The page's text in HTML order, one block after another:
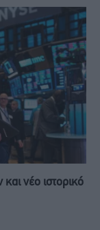
νέο ιστορικό